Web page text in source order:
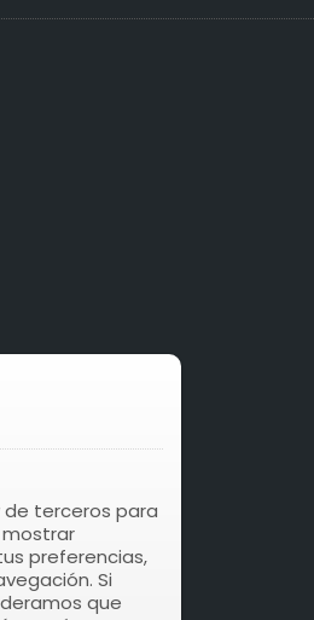
de terceros para
mostrar
preferencias,
Si
que